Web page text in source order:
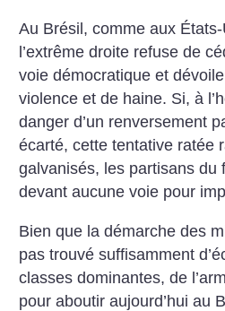
Au Brésil, comme aux
l’extrême droite refuse de
voie démocratique et
violence et de haine. Si, à
danger d’un renversement
écarté, cette tentative ratée
galvanisés, les partisans du
devant aucune voie pour
Bien que la démarche des
pas trouvé suffisamment
classes dominantes, de
pour aboutir aujourd’hui au